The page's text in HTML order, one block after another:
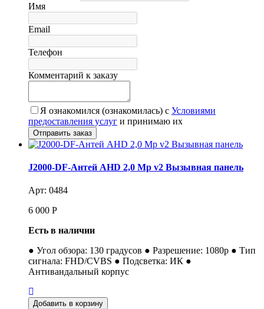
Имя
Email
Телефон
Комментарий к заказу
Я ознакомился (ознакомилась) с Условиями
предоставления услуг и принимаю их
J2000-DF-Антей AHD 2,0 Mp v2 Вызывная панель
Арт: 0484
6 000 Р
Есть в наличии
● Угол обзора: 130 градусов ● Разрешение: 1080p ● Тип
сигнала: FHD/CVBS ● Подсветка: ИК ●
Антивандальный корпус